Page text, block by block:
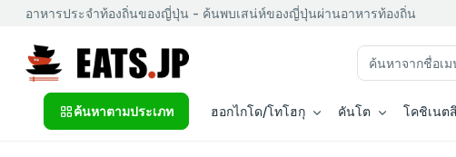
อาหารประจำท้องถิ่นของญี่ปุ่น - ค้นพบเสน่ห์ของญี่ปุ่นผ่านอาหารท้องถิ่น
ค้นหาตามประเภท ฮอกไกโด/โทโฮกุ คันโต โคชิเนต